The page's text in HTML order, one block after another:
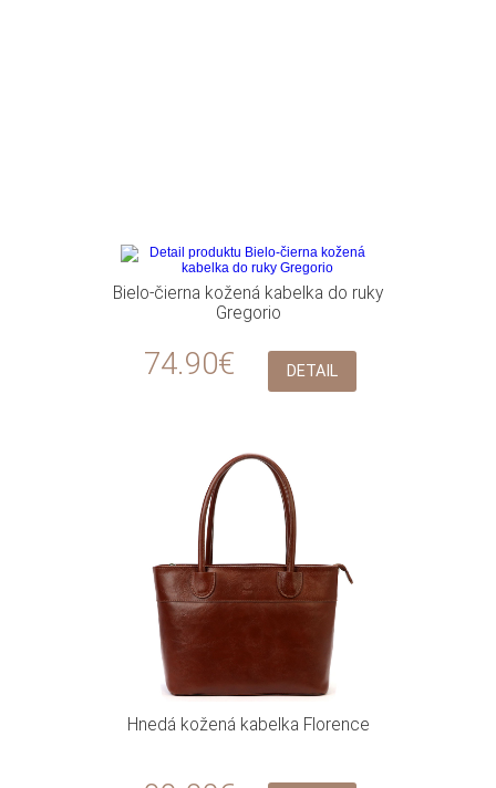
Bielo-čierna kožená kabelka do ruky
Gregorio
74.90€ DETAIL
Hnedá kožená kabelka Florence